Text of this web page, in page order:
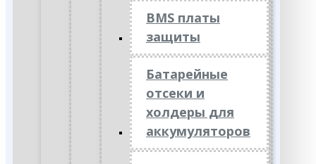
BMS платы
защиты
Батарейные
отсеки и
холдеры для
аккумуляторов